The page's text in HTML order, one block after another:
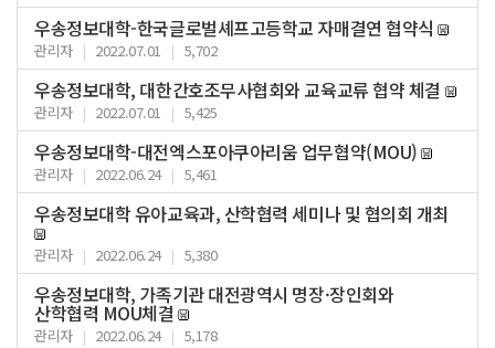
우송정보대학-한국글로벌셰프고등학교 자매결연 협약식
관리자 | 2022.07.01 | 5,702
우송정보대학, 대한간호조무사협회와 교육교류 협약 체결
관리자 | 2022.07.01 | 5,425
우송정보대학-대전엑스포아쿠아리움 업무협약(MOU)
관리자 | 2022.06.24 | 5,461
우송정보대학 유아교육과, 산학협력 세미나 및 협의회 개최
관리자 | 2022.06.24 | 5,380
우송정보대학, 가족기관 대전광역시 명장·장인회와
산학협력 MOU체결
관리자 | 2022.06.24 | 5,178